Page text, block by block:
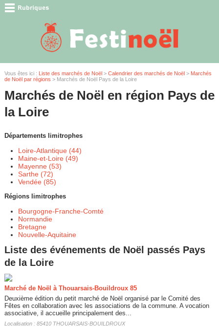
Vous êtes ici : Liste des marchés de Noël> Calendrier des marchés de Noël> Marchés
de Noël par régions > Marchés de Noël Pays de la Loire
Marchés de Noël en région Pays de
la Loire
Départements limitrophes
Loire-Atlantique (44)
Maine-et-Loire (49)
Mayenne (53)
Sarthe (72)
Vendée (85)
Régions limitrophes
Bourgogne-Franche-Comté
Normandie
Bretagne
Nouvelle-Aquitaine
Liste des événements de Noël passés Pays
de la Loire
Marché de Noël à Thouarsais-Bouildroux 85
Deuxième édition du petit marché de Noël organisé par le Comité des
Fêtes en collaboration avec les associations de la commune. A vocation
associative, il accueille principalement des...
Localisation : 85410 THOUARSAIS-BOUILDROUX